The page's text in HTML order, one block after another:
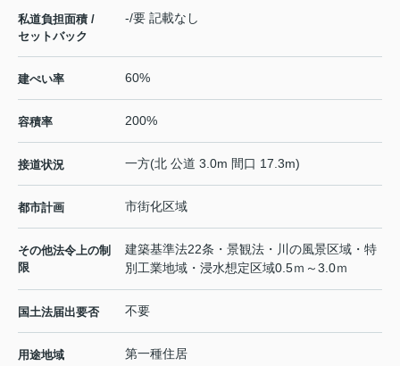
私道負担面積 /
セットバック
-/要 記載なし
建ぺい率 60%
容積率 200%
接道状況 一方(北 公道 3.0m 間口 17.3m)
都市計画 市街化区域
その他法令上の制
限
建築基準法22条・景観法・川の風景区域・特
別工業地域・浸水想定区域0.5ｍ～3.0ｍ
国土法届出要否 不要
用途地域 第一種住居